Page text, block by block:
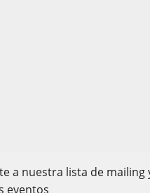
a nuestra lista de
eventos